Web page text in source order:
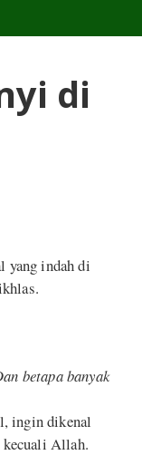
di
yang indah di
betapa banyak
ingin dikenal
kecuali Allah.